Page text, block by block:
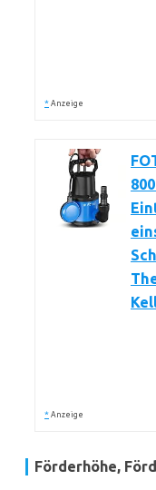
* Anzeige
* Anzeige
Förderhöhe,